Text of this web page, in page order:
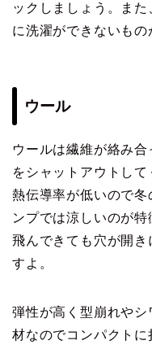
ックしましょう。ま
に洗濯ができないもの
ウール
ウールは繊維が絡み
をシャットアウトして
熱伝導率が低いので
ンプでは涼しいのが
飛んできても穴が開き
すよ。
弾性が高く型崩れや
材なのでコンパクトに